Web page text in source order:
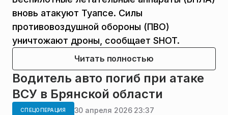
вновь атакуют Туапсе. Силы
противовоздушной обороны (ПВО)
уничтожают дроны, сообщает SHOT.
Читать полностью
Водитель авто погиб при атаке
ВСУ в Брянской области
СПЕЦОПЕРАЦИЯ 30 апреля 2026 23:37